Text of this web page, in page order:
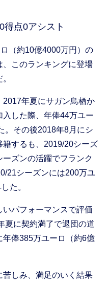
得点0アシスト
（約10億4000万円）の
このランキングに登場
年夏にサガン鳥栖か
した際、年俸44万ユー
。その後2018年8月にシ
するも、2019/20シーズ
ズンの活躍でフランク
21シーズンには200万ユ
た。
パフォーマンスで評価
夏に契約満了で退団の道
年俸385万ユーロ（約6億
しみ、満足のいく結果